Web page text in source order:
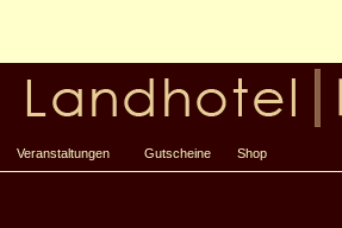
Veranstaltungen Gutscheine Shop